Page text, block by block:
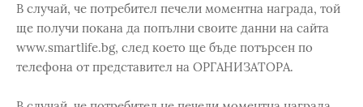
В случай, че потребител печели моментна награда, той
ще получи покана да попълни своите данни на сайта
www.smartlife.bg, след което ще бъде потърсен по
телефона от представител на ОРГАНИЗАТОРА.